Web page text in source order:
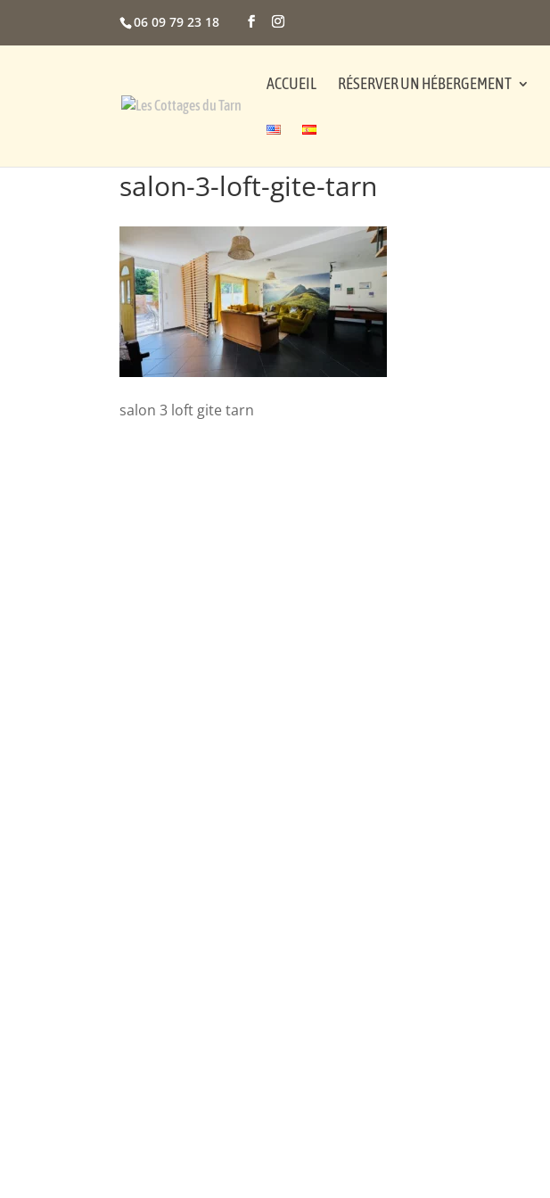
06 09 79 23 18
ACCUEIL RÉSERVER UN HÉBERGEMENT
salon-3-loft-gite-tarn
salon 3 loft gite tarn